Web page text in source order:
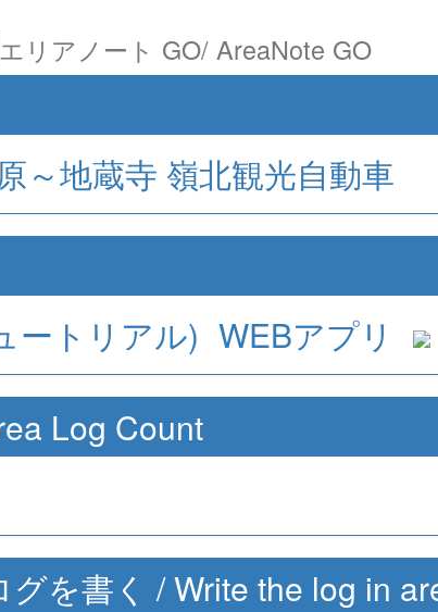
エリアノート GO/ AreaNote GO
～地蔵寺 嶺北観光自動車
ートリアル) WEBアプリ
Log Count
を書く / Write the log in